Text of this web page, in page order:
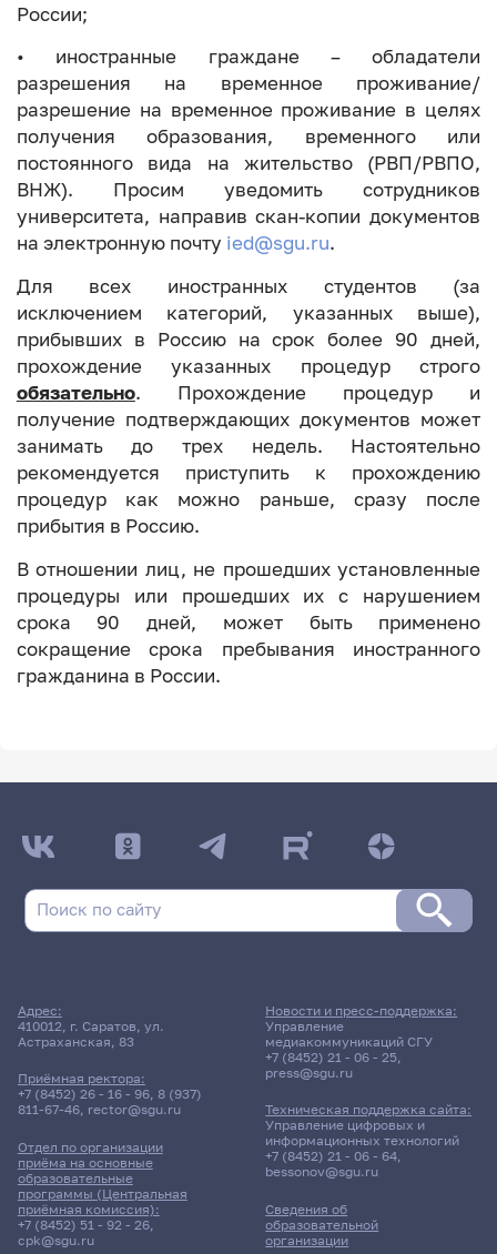
России;
• иностранные граждане – обладатели
разрешения на временное проживание/
разрешение на временное проживание в целях
получения образования, временного или
постоянного вида на жительство (РВП/РВПО,
ВНЖ). Просим уведомить сотрудников
университета, направив скан-копии документов
на электронную почту ied@sgu.ru.
Для всех иностранных студентов (за
исключением категорий, указанных выше),
прибывших в Россию на срок более 90 дней,
прохождение указанных процедур строго
обязательно. Прохождение процедур и
получение подтверждающих документов может
занимать до трех недель. Настоятельно
рекомендуется приступить к прохождению
процедур как можно раньше, сразу после
прибытия в Россию.
В отношении лиц, не прошедших установленные
процедуры или прошедших их с нарушением
срока 90 дней, может быть применено
сокращение срока пребывания иностранного
гражданина в России.
Адрес:
410012, г. Саратов, ул.
Астраханская, 83
Приёмная ректора:
+7 (8452) 26 - 16 - 96, 8 (937)
811-67-46, rector@sgu.ru
Отдел по организации
приёма на основные
образовательные
программы (Центральная
приёмная комиссия):
+7 (8452) 51 - 92 - 26,
cpk@sgu.ru
Сведения об
образовательной
организации
Новости и пресс-поддержка:
Управление
медиакоммуникаций СГУ
+7 (8452) 21 - 06 - 25,
press@sgu.ru
Техническая поддержка сайта:
Управление цифровых и
информационных технологий
+7 (8452) 21 - 06 - 64,
bessonov@sgu.ru